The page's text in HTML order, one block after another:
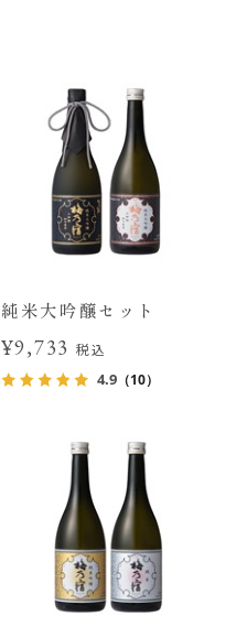
純米大吟醸セット
¥9,733 税込
4.9 （10）